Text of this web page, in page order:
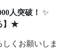
人突破！ ✨
★
くお願いしま